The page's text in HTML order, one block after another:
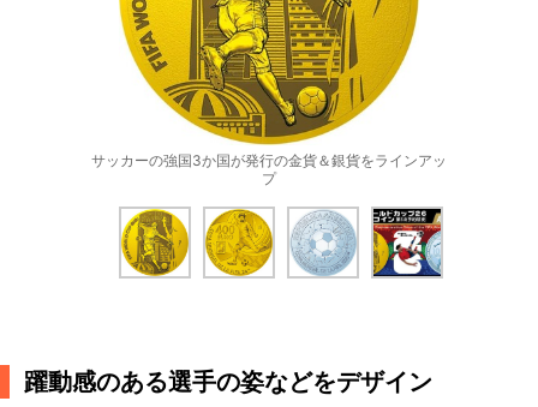
サッカーの強国3か国が発行の金貨＆銀貨をラインアッ
プ
躍動感のある選手の姿などをデザイン